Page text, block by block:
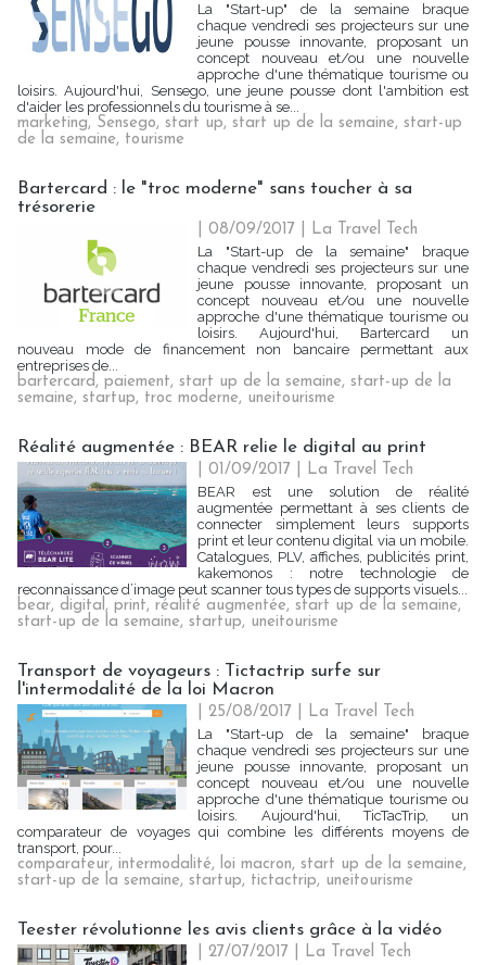
La "Start-up" de la semaine braque
chaque vendredi ses projecteurs sur une
jeune pousse innovante, proposant un
concept nouveau et/ou une nouvelle
approche d'une thématique tourisme ou
loisirs. Aujourd'hui, Sensego, une jeune pousse dont l'ambition est
d'aider les professionnels du tourisme à se...
marketing, Sensego, start up, start up de la semaine, start-up
de la semaine, tourisme
Bartercard : le "troc moderne" sans toucher à sa
trésorerie
| 08/09/2017
La Travel Tech
La "Start-up de la semaine" braque
chaque vendredi ses projecteurs sur une
jeune pousse innovante, proposant un
concept nouveau et/ou une nouvelle
approche d'une thématique tourisme ou
loisirs. Aujourd'hui, Bartercard un
nouveau mode de financement non bancaire permettant aux
entreprises de...
bartercard, paiement, start up de la semaine, start-up de la
semaine, startup, troc moderne, uneitourisme
Réalité augmentée : BEAR relie le digital au print
| 01/09/2017
La Travel Tech
BEAR est une solution de réalité
augmentée permettant à ses clients de
connecter simplement leurs supports
print et leur contenu digital via un mobile.
Catalogues, PLV, affiches, publicités print,
kakemonos : notre technologie de
reconnaissance d’image peut scanner tous types de supports visuels...
bear, digital, print, réalité augmentée, start up de la semaine,
start-up de la semaine, startup, uneitourisme
Transport de voyageurs : Tictactrip surfe sur
l'intermodalité de la loi Macron
| 25/08/2017
La Travel Tech
La "Start-up de la semaine" braque
chaque vendredi ses projecteurs sur une
jeune pousse innovante, proposant un
concept nouveau et/ou une nouvelle
approche d'une thématique tourisme ou
loisirs. Aujourd'hui, TicTacTrip, un
comparateur de voyages qui combine les différents moyens de
transport, pour...
comparateur, intermodalité, loi macron, start up de la semaine,
start-up de la semaine, startup, tictactrip, uneitourisme
Teester révolutionne les avis clients grâce à la vidéo
| 27/07/2017
La Travel Tech